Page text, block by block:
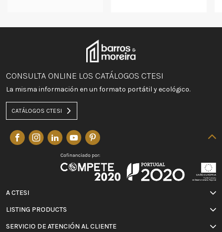
CONSULTA ONLINE LOS CATÁLOGOS CTESI
La misma información en un formato portátil y ecológico.
CATÁLOGOS CTESI
A CTESI
LISTING PRODUCTS
SERVICIO DE ATENCIÓN AL CLIENTE